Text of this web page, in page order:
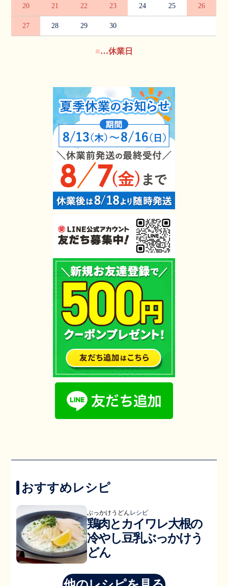
20 21 22 23 24 25 26
27 28 29 30
■…休業日
おすすめレシピ
ぶっかけうどんレシピ
鶏肉とカイワレ大根の
冷やし豆乳ぶっかけう
どん